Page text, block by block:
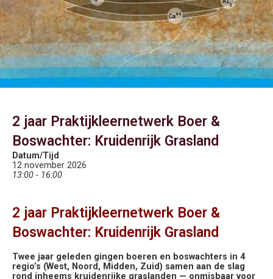
2 jaar Praktijkleernetwerk Boer &
Boswachter: Kruidenrijk Grasland
Datum/Tijd
12 november 2026
13:00 - 16:00
2 jaar Praktijkleernetwerk Boer &
Boswachter: Kruidenrijk Grasland
Twee jaar geleden gingen boeren en boswachters in 4
regio’s (West, Noord, Midden, Zuid) samen aan de slag
rond inheems kruidenrijke graslanden — onmisbaar voor